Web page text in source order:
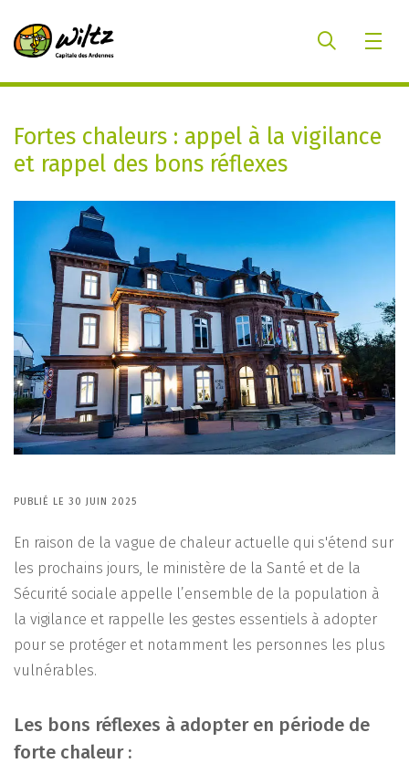
Fortes chaleurs : appel à la vigilance
et rappel des bons réflexes
PUBLIÉ LE 30 JUIN 2025
En raison de la vague de chaleur actuelle qui s'étend sur
les prochains jours, le ministère de la Santé et de la
Sécurité sociale appelle l’ensemble de la population à
la vigilance et rappelle les gestes essentiels à adopter
pour se protéger et notamment les personnes les plus
vulnérables.
Les bons réflexes à adopter en période de
forte chaleur :